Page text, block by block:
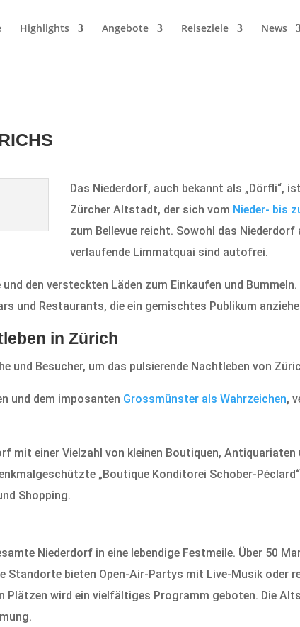
Highlights Angebote Reiseziele News
Das Niederdorf, auch bekannt als „Dörfli“,
Zürcher Altstadt, der sich vom Nieder- bis
zum Bellevue reicht. Sowohl das Niederdorf
verlaufende Limmatquai sind autofrei.
den versteckten Läden zum Einkaufen und
und Restaurants, die ein gemischtes Publikum
in Zürich
Besucher, um das pulsierende Nachtleben von
und dem imposanten Grossmünster als Wahrzeichen,
mit einer Vielzahl von kleinen Boutiquen, Antiquariaten
„Boutique Konditorei Schober-
Shopping.
Niederdorf in eine lebendige Festmeile. Über 50
bieten Open-Air-Partys mit Live-Musik oder
Plätzen wird ein vielfältiges Programm geboten. Die